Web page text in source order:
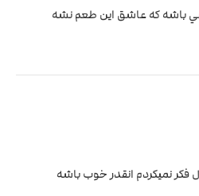
باشه كه عاشق اين طعم نشه
نمیکردم انقدر خوب باشه